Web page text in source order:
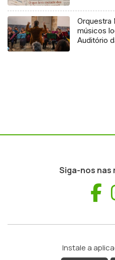
Orquestra
músicos
Auditório
Siga-nos nas
Instale a